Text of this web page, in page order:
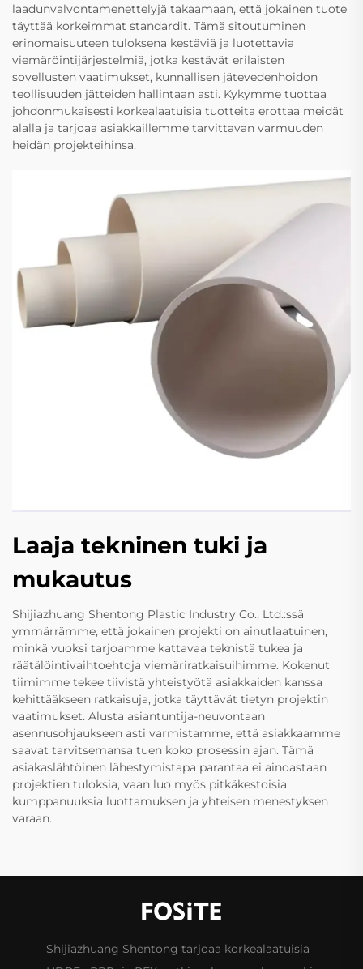
laadunvalvontamenettelyjä takaamaan, että jokainen tuote
täyttää korkeimmat standardit. Tämä sitoutuminen
erinomaisuuteen tuloksena kestäviä ja luotettavia
viemäröintijärjestelmiä, jotka kestävät erilaisten
sovellusten vaatimukset, kunnallisen jätevedenhoidon
teollisuuden jätteiden hallintaan asti. Kykymme tuottaa
johdonmukaisesti korkealaatuisia tuotteita erottaa meidät
alalla ja tarjoaa asiakkaillemme tarvittavan varmuuden
heidän projekteihinsa.
Laaja tekninen tuki ja
mukautus
Shijiazhuang Shentong Plastic Industry Co., Ltd.:ssä
ymmärrämme, että jokainen projekti on ainutlaatuinen,
minkä vuoksi tarjoamme kattavaa teknistä tukea ja
räätälöintivaihtoehtoja viemäriratkaisuihimme. Kokenut
tiimimme tekee tiivistä yhteistyötä asiakkaiden kanssa
kehittääkseen ratkaisuja, jotka täyttävät tietyn projektin
vaatimukset. Alusta asiantuntija-neuvontaan
asennusohjaukseen asti varmistamme, että asiakkaamme
saavat tarvitsemansa tuen koko prosessin ajan. Tämä
asiakaslähtöinen lähestymistapa parantaa ei ainoastaan
projektien tuloksia, vaan luo myös pitkäkestoisia
kumppanuuksia luottamuksen ja yhteisen menestyksen
varaan.
Shijiazhuang Shentong tarjoaa korkealaatuisia